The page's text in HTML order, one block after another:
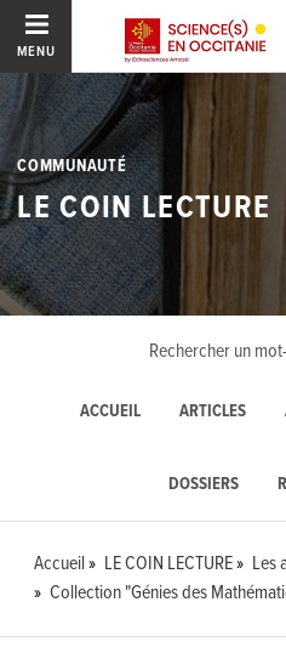
MENU
COMMUNAUTÉ
LE COIN LECTURE
ACCUEIL ARTICLES
DOSSIERS
Accueil LE COIN LECTURE
Les
Collection "Génies des